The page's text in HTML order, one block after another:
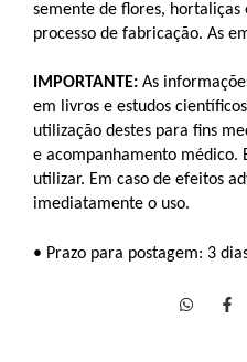
semente de flores,
processo de fabricação. As
IMPORTANTE: As
em livros e estudos
utilização destes para fins
e acompanhamento médico.
utilizar. Em caso de efeitos
imediatamente o uso.
• Prazo para postagem: 3